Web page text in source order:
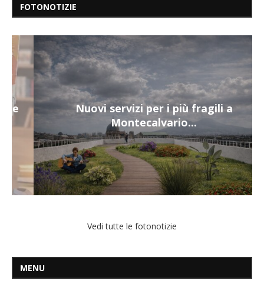
FOTONOTIZIE
Nuovi servizi per i più fragili a
Montecalvario...
Vedi tutte le fotonotizie
MENU